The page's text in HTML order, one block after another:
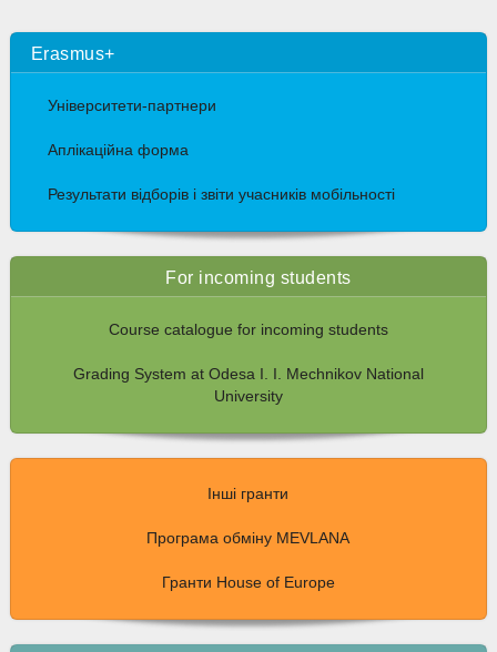
Erasmus+
Університети-партнери
Аплікаційна форма
Результати відборів і звіти учасників мобільності
For incoming students
Course catalogue for incoming students
Grading System at Odesa I. I. Mechnikov National
University
Інші гранти
Програма обміну MEVLANA
Гранти House of Europe